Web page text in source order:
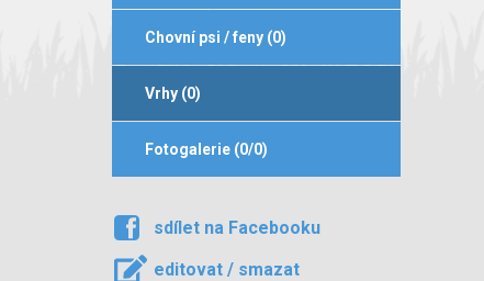
Chovní psi / feny (0)
Vrhy (0)
Fotogalerie (0/0)
sdílet na Facebooku
editovat / smazat